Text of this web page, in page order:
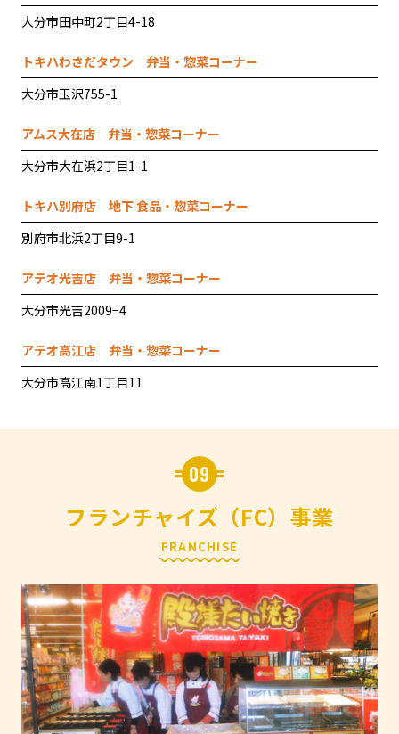
大分市田中町2丁目4-18
トキハわさだタウン 弁当・惣菜コーナー
大分市玉沢755-1
アムス大在店 弁当・惣菜コーナー
大分市大在浜2丁目1-1
トキハ別府店 地下 食品・惣菜コーナー
別府市北浜2丁目9-1
アテオ光吉店 弁当・惣菜コーナー
大分市光吉2009−4
アテオ高江店 弁当・惣菜コーナー
大分市高江南1丁目11
09
フランチャイズ（FC）事業
FRANCHISE